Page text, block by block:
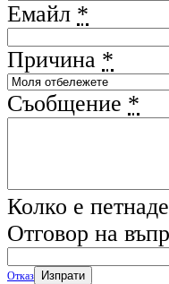
Емайл *
Причина *
Съобщение *
Колко е
Отговор на
Отказ